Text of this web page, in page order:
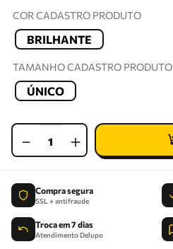
COR CADASTRO PRODUTO
BRILHANTE
TAMANHO CADASTRO PRODUTO
ÚNICO
＋
－
Compra segura
SSL + antifraude
Troca em 7 dias
Atendimento Delupo